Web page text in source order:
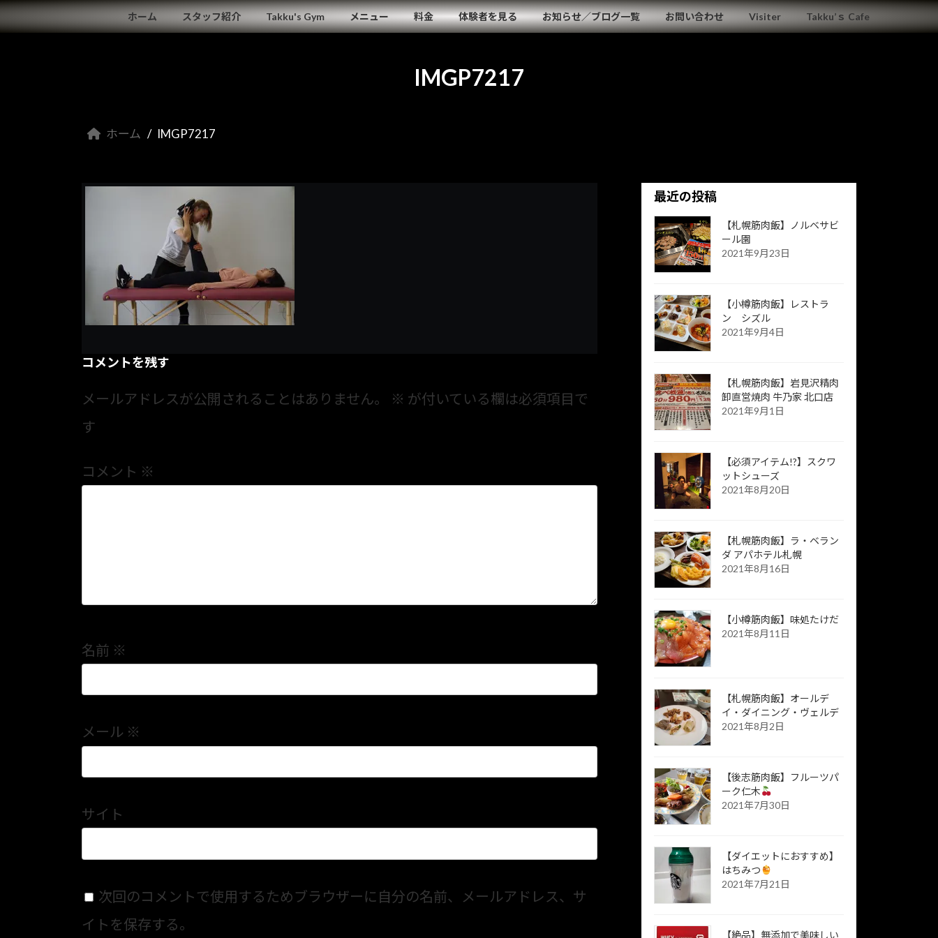
コ
ン
ナ
ビ
ホーム スタッフ紹介 Takku's Gym メニュー 料金 体験者を見る お知らせ／ブログ一覧 お問い合わせ Visiter Takku’ｓ Cafe
IMGP7217
ホーム IMGP7217
コメントを残す
メールアドレスが公開されることはありません。 ※ が付いている欄は必須項目で
す
コメント ※
名前 ※
メール ※
サイト
次回のコメントで使用するためブラウザーに自分の名前、メールアドレス、サ
イトを保存する。
最近の投稿
【札幌筋肉飯】ノルベサビ
ール園
2021年9月23日
【小樽筋肉飯】レストラ
ン シズル
2021年9月4日
【札幌筋肉飯】岩見沢精肉
卸直営焼肉 牛乃家 北口店
2021年9月1日
【必須アイテム!?】スクワ
ットシューズ
2021年8月20日
【札幌筋肉飯】ラ・ベラン
ダ アパホテル札幌
2021年8月16日
【小樽筋肉飯】味処たけだ
2021年8月11日
【札幌筋肉飯】オールデ
イ・ダイニング・ヴェルデ
2021年8月2日
【後志筋肉飯】フルーツパ
ーク仁木
2021年7月30日
【ダイエットにおすすめ】
はちみつ
2021年7月21日
【絶品】無添加で美味しい